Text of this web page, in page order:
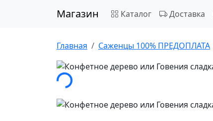
Магазин Каталог Доставка
Главная Саженцы 100% ПРЕДОПЛАТА
Загрузка...